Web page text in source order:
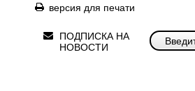
версия для печати
ПОДПИСКА НА
НОВОСТИ